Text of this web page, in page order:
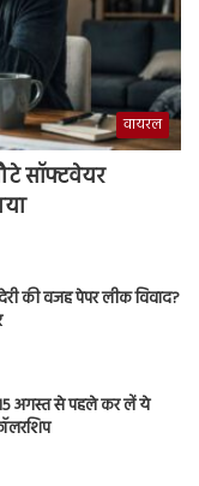
वायरल
सॉफ्टवेयर
की वजह पेपर लीक विवाद?
15 अगस्त से पहले कर लें ये